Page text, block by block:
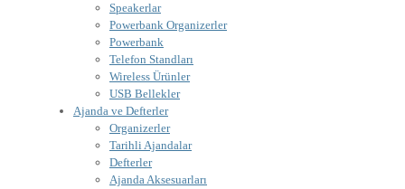
Speakerlar
Powerbank Organizerler
Powerbank
Telefon Standları
Wireless Ürünler
USB Bellekler
Ajanda ve Defterler
Organizerler
Tarihli Ajandalar
Defterler
Ajanda Aksesuarları